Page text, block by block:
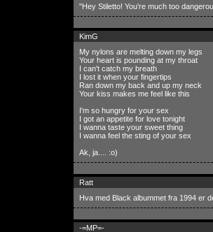
"Hey Stiletto! You're much too
KimG
My nylons are melting down my legs
Your heart is pounding at my throat
I can't catch my breath
I lost it when your fingertips
Ran down my back and up my neck
Your kiss makes me feel like this
I'm so hungry for your sex
I got an appetite for love tonight
I wanna taste your sweet thing
I wanna feel the sting of your sex
Ak, ja.... :o)
Ratt
Hva med Black albummet fra 1994 er
-=MP=-